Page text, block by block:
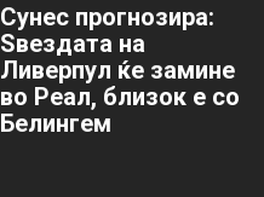
Сунес прогнозира:
Ѕвездата на
Ливерпул ќе замине
во Реал, близок е со
Белингем